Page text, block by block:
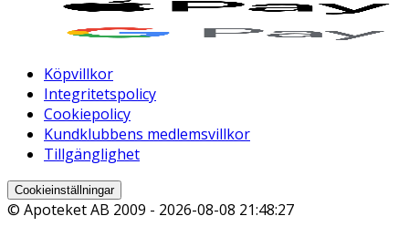
Köpvillkor
Integritetspolicy
Cookiepolicy
Kundklubbens medlemsvillkor
Tillgänglighet
Cookieinställningar
© Apoteket AB 2009 - 2026-08-08 21:48:27